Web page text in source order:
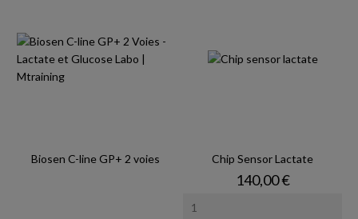
Biosen C-line GP+ 2 voies Chip Sensor Lactate
Prix
140,00 €